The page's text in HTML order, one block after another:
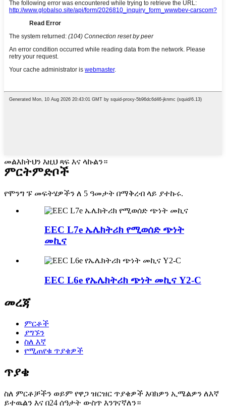
መልእክትህን እዚህ ጻፍ እና ላኩልን።
ምርትምድቦች
የሞንግ ፑ መፍትሄዎችን ለ 5 ዓመታት በማቅረብ ላይ ያተኩሩ.
EEC L7e ኤሌክትሪክ የሚወሰድ ጭነት
መኪና
EEC L6e የኤሌክትሪክ ጭነት መኪና Y2-C
መረጃ
ምርቶች
ያግኙን
ስለ እኛ
የሚጠየቁ ጥያቄዎች
ጥያቄ
ስለ ምርቶቻችን ወይም የዋጋ ዝርዝር ጥያቄዎች እባክዎን ኢሜልዎን ለእኛ
ይተዉልን እና በ24 ሰዓታት ውስጥ እንገናኛለን።